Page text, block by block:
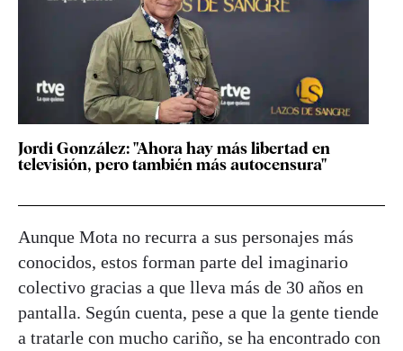
Jordi González: "Ahora hay más libertad en
televisión, pero también más autocensura"
Aunque Mota no recurra a sus personajes más
conocidos, estos forman parte del imaginario
colectivo gracias a que lleva más de 30 años en
pantalla. Según cuenta, pese a que la gente tiende
a tratarle con mucho cariño, se ha encontrado con